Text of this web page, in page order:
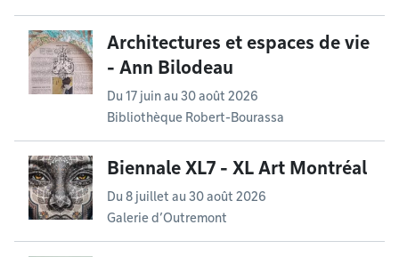
Architectures et espaces de vie
- Ann Bilodeau
Du 17 juinau 30 août 2026
Bibliothèque Robert-Bourassa
Biennale XL7 - XL Art Montréal
Du 8 juillet au 30 août 2026
Galerie d’Outremont